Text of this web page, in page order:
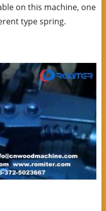
on this machine, one
type spring.